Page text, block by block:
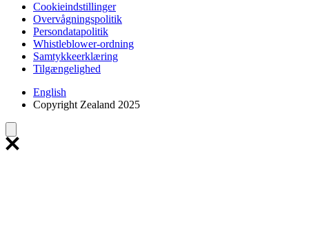
Cookieindstillinger
Overvågningspolitik
Persondatapolitik
Whistleblower-ordning
Samtykkeerklæring
Tilgængelighed
English
Copyright Zealand 2025